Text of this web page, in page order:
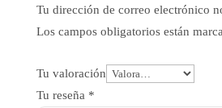
Tu dirección de correo electrónico
Los campos obligatorios están
Tu valoración
Tu reseña *